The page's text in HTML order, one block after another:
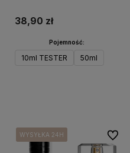
38,90 zł
Pojemność:
10ml TESTER 50ml
WYSYŁKA 24H
WYSYŁKA 24H
WYSYŁKA 24H
WYSYŁKA 24H Do